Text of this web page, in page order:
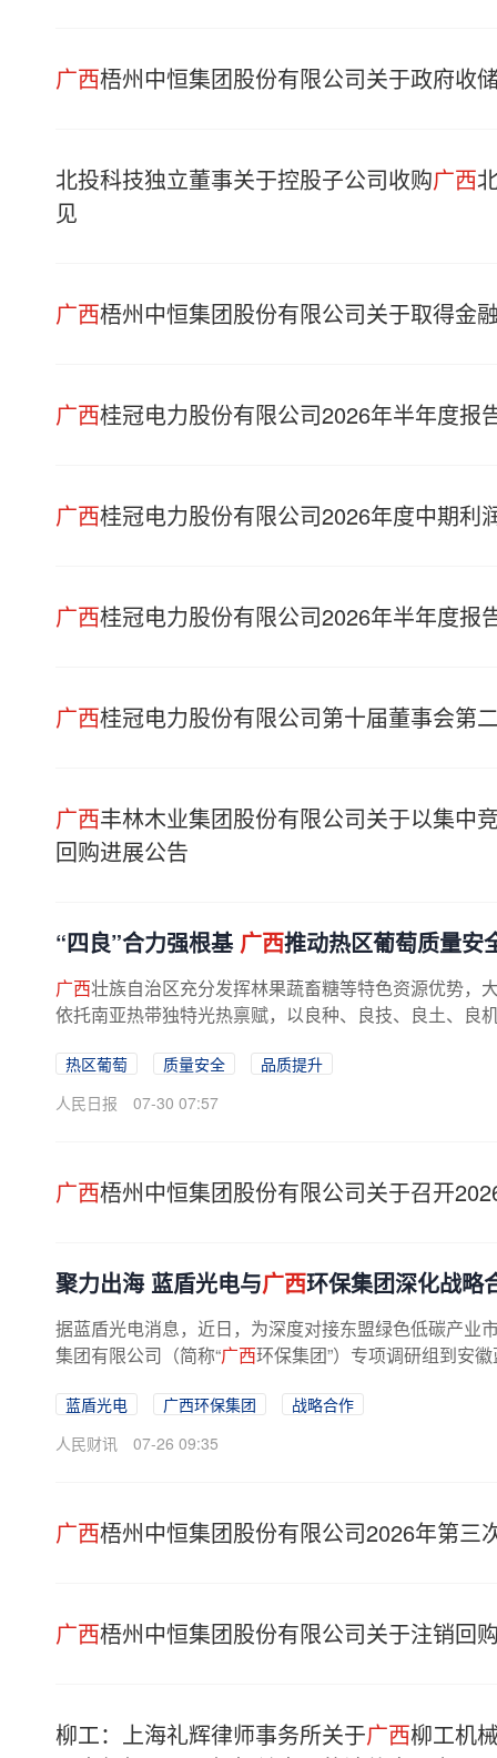
广西梧州中恒集团股份有限公司关于政府收
北投科技独立董事关于控股子公司收购广西
见
广西梧州中恒集团股份有限公司关于取得金
广西桂冠电力股份有限公司2026年半年度报
广西桂冠电力股份有限公司2026年度中期利
广西桂冠电力股份有限公司2026年半年度报
广西桂冠电力股份有限公司第十届董事会第
广西丰林木业集团股份有限公司关于以集中
回购进展公告
“四良”合力强根基 广西推动热区葡萄质量安
广西壮族自治区充分发挥林果蔬畜糖等特色资源优势，
依托南亚热带独特光热禀赋，以良种、良技、良土、良
热区葡萄 质量安全
品质提升
人民日报
07-30 07:57
广西梧州中恒集团股份有限公司关于召开
聚力出海 蓝盾光电与广西环保集团深化战略
据蓝盾光电消息，近日，为深度对接东盟绿色低碳产业
集团有限公司（简称“广西环保集团”）专项调研组到安
蓝盾光电 广西环保集团
战略合作
人民财讯
07-26 09:35
广西梧州中恒集团股份有限公司2026年第三
广西梧州中恒集团股份有限公司关于注销回
柳工：上海礼辉律师事务所关于广西柳工机